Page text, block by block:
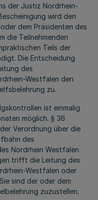
der Justiz Nordrhein-
wird den
dem Präsidenten des
die Teilnehmenden
Teils der
Die Entscheidung
des
Westfalen den
zu.
ist einmalig
möglich. § 36
Verordnung über die
des
Nordrhein Westfalen
trifft die Leitung des
Westfalen oder
sind der oder dem
zuzustellen.